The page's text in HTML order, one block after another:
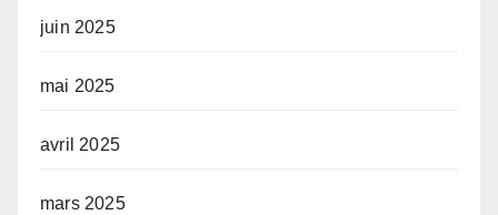
juin 2025
mai 2025
avril 2025
mars 2025